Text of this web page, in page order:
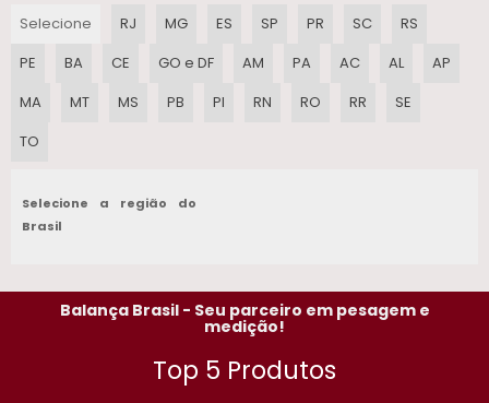
CHECADOR DE PESO DINAMICO
BALANCA DOSADORA COM CALHA LINEAR
BALANCA 200KG
MANUTENCAO DE BALANCAS
Selecione RJ MG ES SP PR SC
RS
PE
BA CE GO e DF AM PA AC AL
AP
MA
MT MS PB PI RN RO RR
SE
TO
Selecione a região do
Brasil
Balança Brasil - Seu parceiro em pesagem e
medição!
Top 5 Produtos